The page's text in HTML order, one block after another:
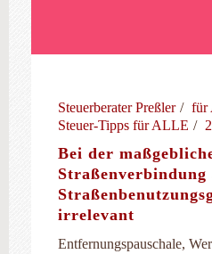
Steuerberater Preßler für
Steuer-Tipps für ALLE
Bei der
Straßenverbindung
irrelevant
Entfernungspauschale,